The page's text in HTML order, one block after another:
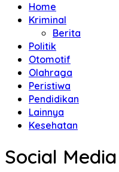
Home
Kriminal
Berita
Politik
Otomotif
Olahraga
Peristiwa
Pendidikan
Lainnya
Kesehatan
Social Media